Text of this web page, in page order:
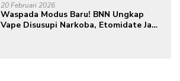
20 Februari 2026
Waspada Modus Baru! BNN Ungkap
Vape Disusupi Narkoba, Etomidate Jadi